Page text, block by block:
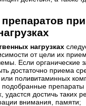
при
нагрузках
от цели их
Если органические
достаточно приема
поливитаминных
удастся достичь таких
внимания, памяти;